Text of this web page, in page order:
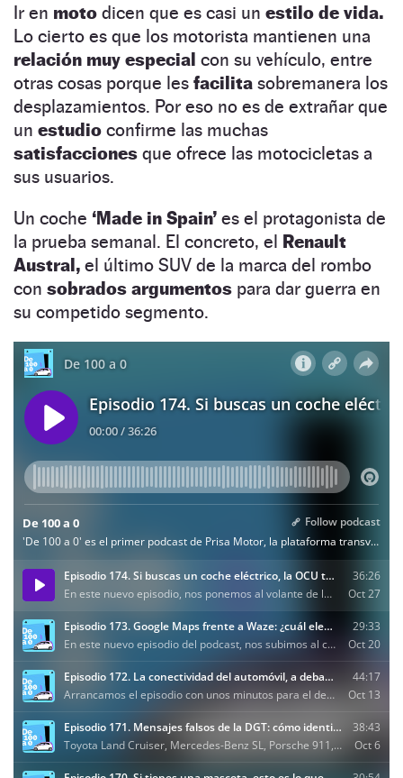
Ir en moto dicen que es casi un estilo de vida.
Lo cierto es que los motorista mantienen una
relación muy especial con su vehículo, entre
otras cosas porque les facilita sobremanera los
desplazamientos. Por eso no es de extrañar que
un estudio confirme las muchas
satisfacciones que ofrece las motocicletas a
sus usuarios.
Un coche ‘Made in Spain’ es el protagonista de
la prueba semanal. El concreto, el Renault
Austral, el último SUV de la marca del rombo
con sobrados argumentos para dar guerra en
su competido segmento.